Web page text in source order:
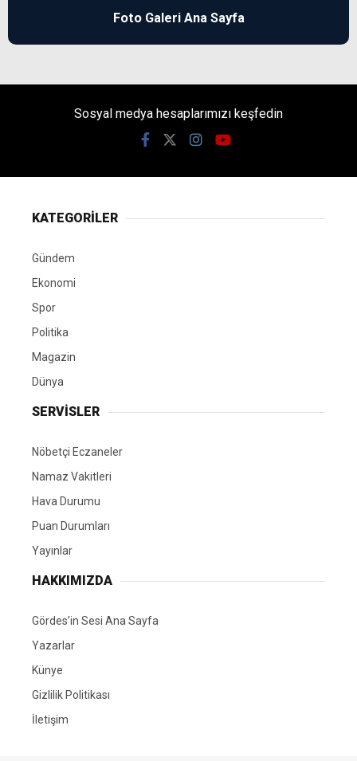
Foto Galeri Ana Sayfa
Sosyal medya hesaplarımızı keşfedin
KATEGORİLER
Gündem
Ekonomi
Spor
Politika
Magazin
Dünya
SERVİSLER
Nöbetçi Eczaneler
Namaz Vakitleri
Hava Durumu
Puan Durumları
Yayınlar
HAKKIMIZDA
Gördes’in Sesi Ana Sayfa
Yazarlar
Künye
Gizlilik Politikası
İletişim